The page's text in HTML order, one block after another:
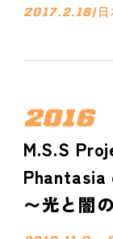
2017.2.18/
2016
M.S.S
〜光と闇